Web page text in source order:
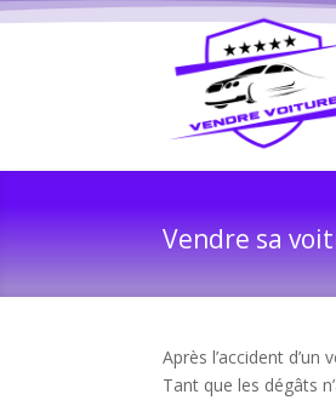
Vendre sa
Après l’accident
Tant que les dégâts